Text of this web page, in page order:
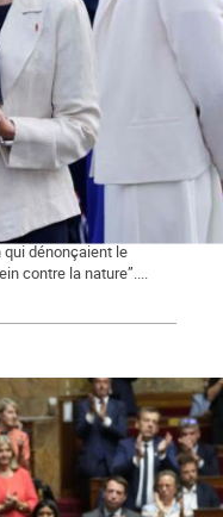
des Républicains,
dénonçaient le
contre la nature”....